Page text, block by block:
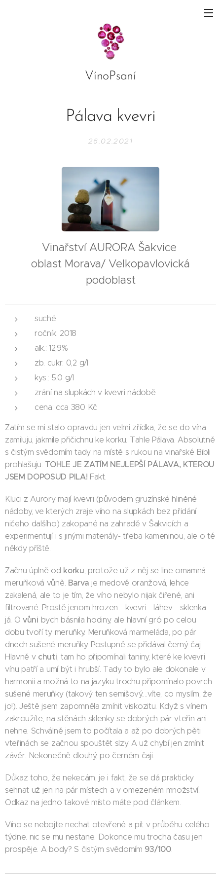
VínoPsaní
Pálava kvevri
26.02.2021
Vinařství AURORA Šakvice
oblast Morava/ Velkopavlovická
podoblast
suché
ročník: 2018
alk.: 12,9%
zb. cukr: 0,2 g/l
kys.: 5,0 g/l
zrání na slupkách v kvevri nádobě
cena: cca 380 Kč
Zatím se mi stalo opravdu jen velmi zřídka, že se do vína
zamiluju, jakmile přičichnu ke korku. Tahle Pálava. Absolutně
s čistým svědomím tady na místě s rukou na vinařské Bibli
prohlašuju: TOHLE JE ZATÍM NEJLEPŠÍ PÁLAVA, KTEROU
JSEM DOPOSUD PILA! Fakt.
Kluci z Aurory mají kvevri (původem gruzínské hliněné
nádoby, ve kterých zraje víno na slupkách bez přidání
ničeho dalšího) zakopané na zahradě v Šakvicích a
experimentují i s jinými materiály- třeba kameninou, ale o té
někdy příště.
Začnu úplně od korku , protože už z něj se line omamná
meruňková vůně. Barva je medově oranžová, lehce
zakalená, ale to je tím, že víno nebylo nijak čiřené, ani
filtrované. Prostě jenom hrozen - kvevri - láhev - sklenka -
já. Ovůni bych básnila hodiny, ale hlavní gró po celou
dobu tvoří ty meruňky. Meruňková marmeláda, po pár
dnech sušené meruňky. Postupně se přidával černý čaj.
Hlavně v chuti , tam ho připomínali taniny, které ke kvevri
vínu patří a umí být i hrubší. Tady to bylo ale dokonale v
harmonii a možná to na jazyku trochu připomínalo povrch
sušené meruňky (takový ten semišový....víte, co myslím, že
jo!). Ještě jsem zapomněla zmínit viskozitu. Když s vínem
zakroužíte, na stěnách sklenky se dobrých pár vteřin ani
nehne. Schválně jsem to počítala a až po dobrých pěti
vteřinách se začnou spouštět slzy. A už chybí jen zmínit
závěr. Nekonečně dlouhý, po černém čaji.
Důkaz toho, že nekecám, je i fakt, že se dá prakticky
sehnat už jen na pár místech a v omezeném množství.
Odkaz na jedno takové místo máte pod článkem.
Víno se nebojte nechat otevřené a pít v průběhu celého
týdne. nic se mu nestane. Dokonce mu trocha času jen
prospěje. A body? S čistým svědomím 93/100.